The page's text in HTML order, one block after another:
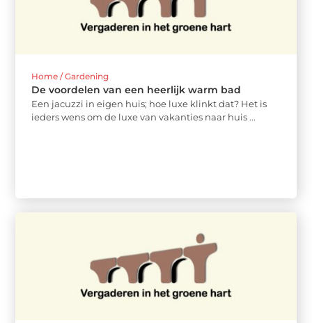
Home / Gardening
De voordelen van een heerlijk warm bad
Een jacuzzi in eigen huis; hoe luxe klinkt dat? Het is
ieders wens om de luxe van vakanties naar huis ...